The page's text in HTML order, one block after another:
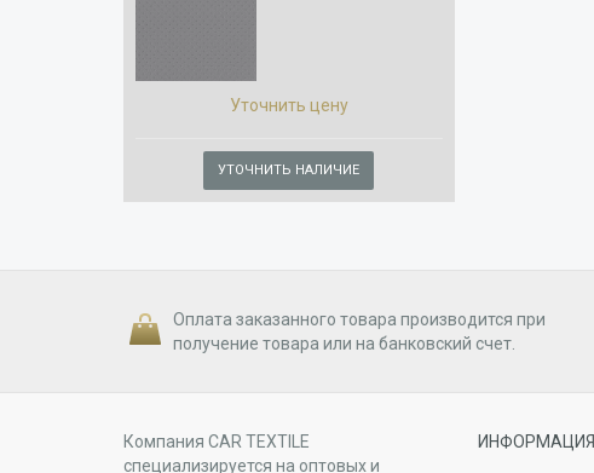
Уточнить цену
УТОЧНИТЬ НАЛИЧИЕ
Оплата заказанного товара производится при
получение товара или на банковский счет.
Компания CAR TEXTILE
специализируется на оптовых и
ИНФОРМАЦИЯ